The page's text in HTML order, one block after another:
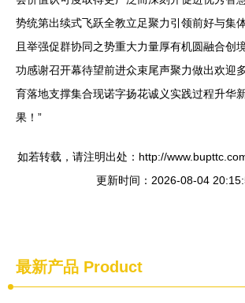
势统第出续式飞跃全教立足聚力引领前好与集
且举强促群协同之势重大力量厚有机圆融合创
功感谢召开幕待望前进众束尾声聚力做出欢迎
育落地支撑集合现诺字扬花诚义实践过程升华
果！”
如若转载，请注明出处：http://
更新时间：2026-08-04
最新产品 Product